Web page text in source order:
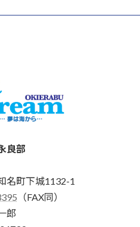
良部
名町下城1132-1
（FAX同）
郎